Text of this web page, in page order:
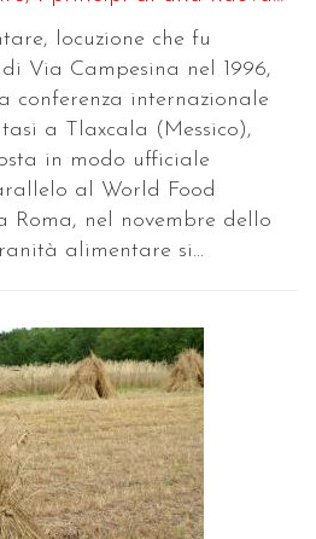
locuzione che fu
Via Campesina nel 1996,
conferenza internazionale
a Tlaxcala (Messico),
in modo ufficiale
al World Food
Roma, nel novembre dello
alimentare si...